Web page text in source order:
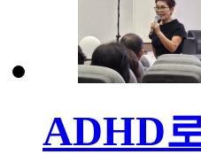
ADHD